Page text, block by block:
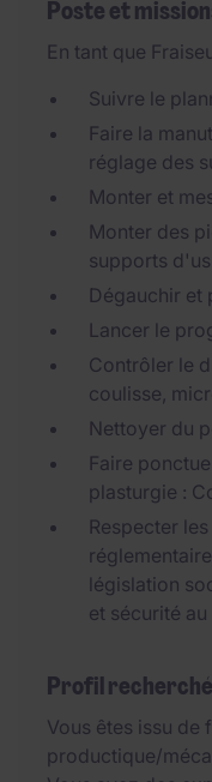
Poste et
En tant que
Suivre le
Faire la
réglage des
Monter et
Monter des
supports
Dégauchir et
Lancer le
Contrôler le
coulisse,
Nettoyer du
Faire
plasturgie :
Respecter
législation
et sécurité
Profil recherché
Vous êtes issu de
productique/